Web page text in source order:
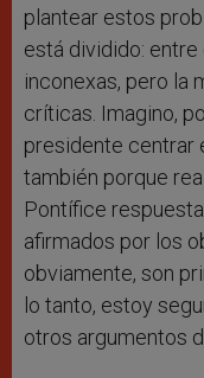
plantear estos
está dividido:
inconexas, pero la
críticas. Imagino,
presidente centrar
también porque
Pontífice
afirmados por los
obviamente, son
lo tanto, estoy
otros argumentos